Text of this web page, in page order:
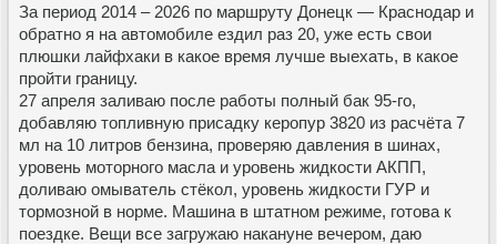
За период 2014 – 2026 по маршруту Донецк — Краснодар и
обратно я на автомобиле ездил раз 20, уже есть свои
плюшки лайфхаки в какое время лучше выехать, в какое
пройти границу.
27 апреля заливаю после работы полный бак 95-го,
добавляю топливную присадку керопур 3820 из расчёта 7
мл на 10 литров бензина, проверяю давления в шинах,
уровень моторного масла и уровень жидкости АКПП,
доливаю омыватель стёкол, уровень жидкости ГУР и
тормозной в норме. Машина в штатном режиме, готова к
поездке. Вещи все загружаю накануне вечером, даю